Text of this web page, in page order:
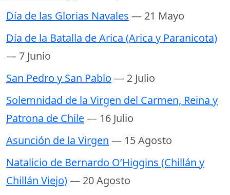
Día de las Glorias Navales — 21 Mayo
Día de la Batalla de Arica (Arica y Paranicota)
— 7 Junio
San Pedro y San Pablo — 2 Julio
Solemnidad de la Virgen del Carmen, Reina y
Patrona de Chile— 16 Julio
Asunción de la Virgen — 15 Agosto
Natalicio de Bernardo O’Higgins (Chillán y
Chillán Viejo)— 20 Agosto